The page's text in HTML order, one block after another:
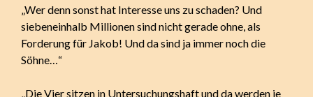
„Wer denn sonst hat Interesse uns zu schaden? Und
siebeneinhalb Millionen sind nicht gerade ohne, als
Forderung für Jakob! Und da sind ja immer noch die
Söhne…“
„Die Vier sitzen in Untersuchungshaft und da werden ie